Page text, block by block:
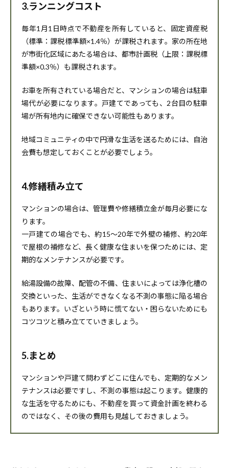
3.ランニングコスト
毎年1月1日時点で不動産を所有していると、固定資産税
（標準：課税標準額×1.4％）が課税されます。家の所在地
が市街化区域にあたる場合は、都市計画税（上限：課税標
準額×0.3％）も課税されます。
お車を所有されている場合だと、マンションの場合は駐車
場代が必要になります。戸建てであっても、2台目の駐車
場が所有地内に確保できない可能性もあります。
地域コミュニティの中で円滑な生活を送るためには、自治
会費も想定しておくことが必要でしょう。
4.修繕積み立て
マンションの場合は、管理費や修繕積立金が毎月必要にな
ります。
一戸建ての場合でも、約15～20年で外壁の補修、約20年
で屋根の補修など、長く健康な住まいを保つためには、定
期的なメンテナンスが必要です。
給湯設備の故障、配管の不備、住まいによっては浄化槽の
交換といった、生活ができなくなる不測の事態に陥る場合
もあります。いざという時に慌てない・困らないためにも
コツコツと積み立てていきましょう。
5.まとめ
マンションや戸建て問わずどこに住んでも、定期的なメン
テナンスは必要ですし、不測の事態は起こります。健康的
な生活を守るためにも、不動産を買って資金計画を終わる
のではなく、その後の費用も見越しておきましょう。